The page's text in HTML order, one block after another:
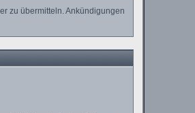
zu übermitteln. Ankündigungen